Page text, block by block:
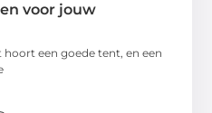
voor jouw
hoort een goede tent, en een